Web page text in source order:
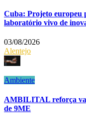
Cuba: Projeto europeu
laboratório vivo de
03/08/2026
Alentejo
Ambiente
AMBILITAL reforça
de 9ME